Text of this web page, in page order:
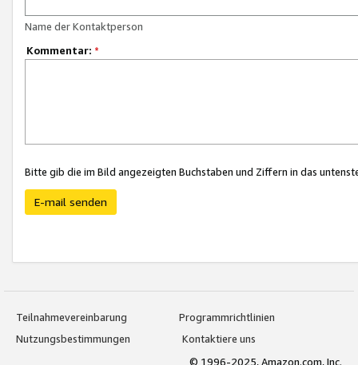
Name der Kontaktperson
Kommentar: *
Bitte gib die im Bild angezeigten Buchstaben und Ziffern in das
E-mail senden
Teilnahmevereinbarung
Programmrichtlinien
Nutzungsbestimmungen
Kontaktiere uns
© 1996-2025, Amazon.com, Inc.